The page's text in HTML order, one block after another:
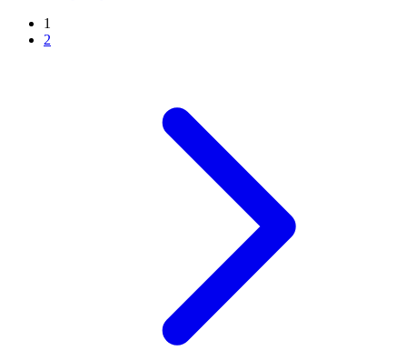
Пагинация
записей
1
2